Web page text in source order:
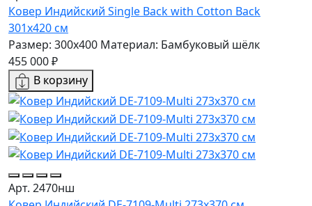
Ковер Индийский Single Back with Cotton Back
301x420 см
Размер: 300x400 Материал: Бамбуковый шёлк
455 000 ₽
В корзину
Арт. 2470нш